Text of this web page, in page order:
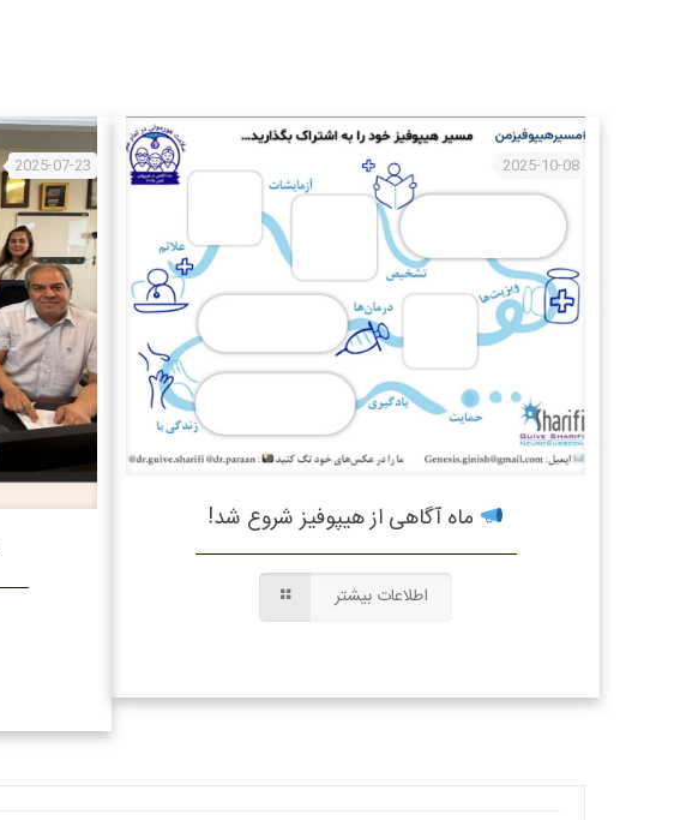
2025-10-08
ماه آگاهی از هیپوفیز شروع شد!
اطلاعات بیشتر
2025-07-23